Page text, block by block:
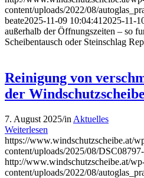
content/uploads/2022/08/
beate2025-11-09 10:04:41 2025-11-
außerhalb der Öffnungszeiten – so
Scheibentausch oder Steinschlag
Reinigung von
der Windschutzscheibe
7. August 2025/in Aktuelles
Weiterlesen
https://www.windschutzscheibe.at/
content/uploads/2025/08/
http://www.windschutzscheibe.at/
content/uploads/2022/08/